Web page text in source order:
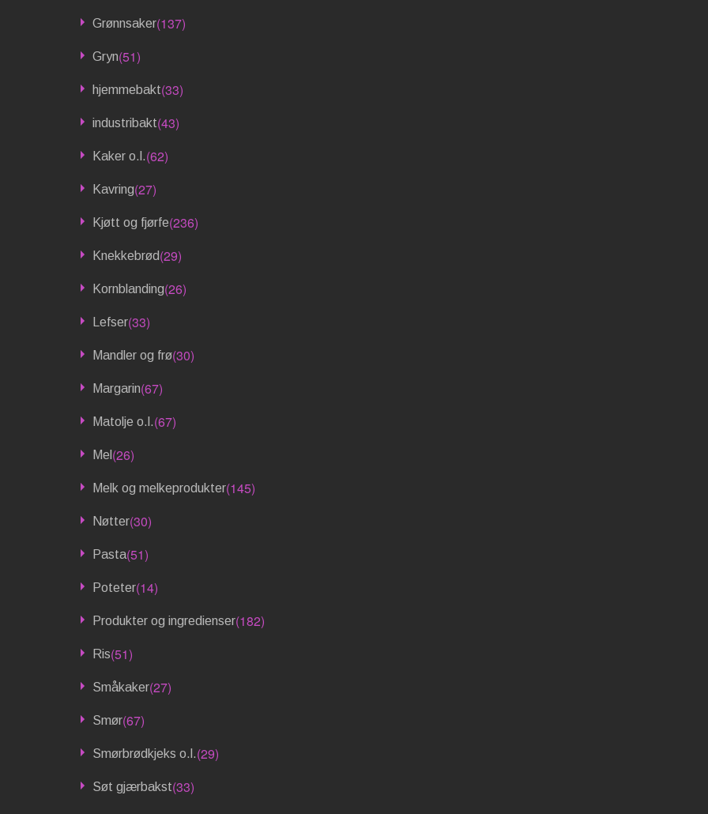
Grønnsaker(137)
Gryn(51)
hjemmebakt(33)
industribakt(43)
Kaker o.l.(62)
Kavring(27)
Kjøtt og fjørfe(236)
Knekkebrød(29)
Kornblanding(26)
Lefser(33)
Mandler og frø(30)
Margarin(67)
Matolje o.l.(67)
Mel (26)
Melk og melkeprodukter(145)
Nøtter(30)
Pasta(51)
Poteter(14)
Produkter og ingredienser(182)
Ris(51)
Småkaker(27)
Smør(67)
Smørbrødkjeks o.l.(29)
Søt gjærbakst(33)